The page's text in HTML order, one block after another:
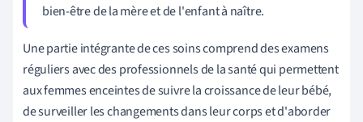
bien-être de la mère et de l'enfant à naître.
Une partie intégrante de ces soins comprend des examens
réguliers avec des professionnels de la santé qui permettent
aux femmes enceintes de suivre la croissance de leur bébé,
de surveiller les changements dans leur corps et d'aborder